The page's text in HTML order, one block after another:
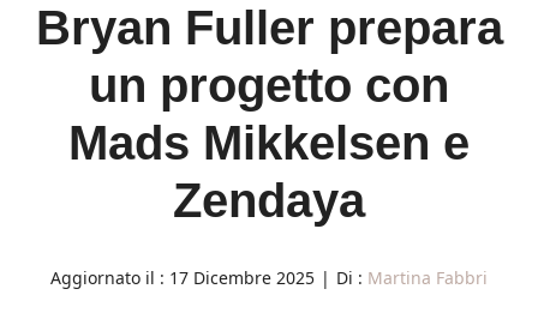
Bryan Fuller prepara
un progetto con
Mads Mikkelsen e
Zendaya
Aggiornato il : 17 Dicembre 2025 | Di : Martina Fabbri